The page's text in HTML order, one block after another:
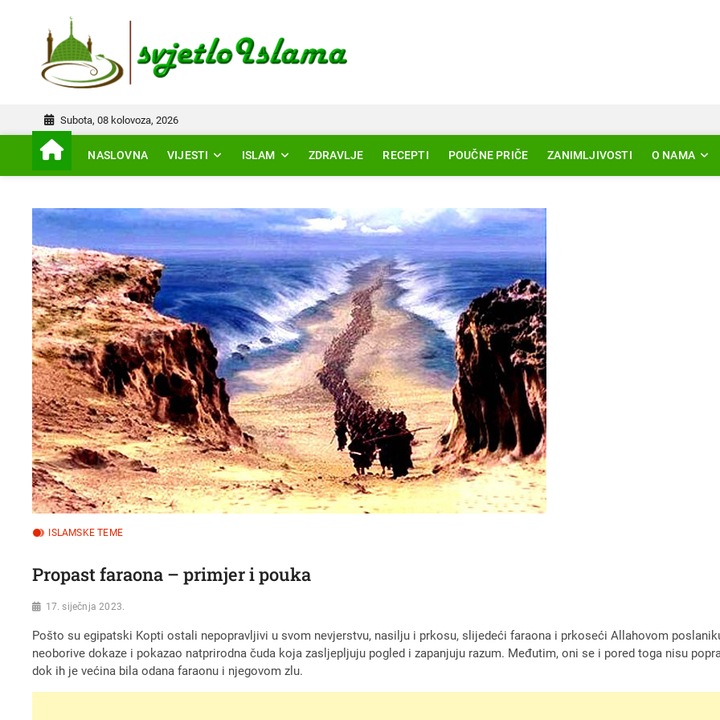
Subota, 08 kolovoza, 2026
NASLOVNA VIJESTI ISLAM ZDRAVLJE RECEPTI POUČNE PRIČE ZANIMLJIVOSTI O NAMA
ISLAMSKE TEME
Propast faraona – primjer i pouka
17. siječnja 2023.
Pošto su egipatski Kopti ostali nepopravljivi u svom nevjerstvu, nasilju i prkosu, slijedeći faraona i prkoseći Allahovom
neoborive dokaze i pokazao natprirodna čuda koja zasljepljuju pogled i zapanjuju razum. Međutim, oni se i pored toga nisu
dok ih je većina bila odana faraonu i njegovom zlu.